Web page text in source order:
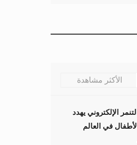
الأكثر مشاهدة
الإلكتروني يهدد
في العالم